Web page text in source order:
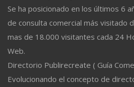
Se ha posicionado en los últimos 6
de consulta comercial más visitado
mas de 18.000 visitantes cada 24
Web.
Directorio Publirecreate ( Guía
Evolucionando el concepto de